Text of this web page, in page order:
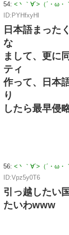
54: <丶｀∀´>（´・ω
ID:PYHfxyHl
日本語まった
な
まして、更に
ティ
作って、日本
り
したら最早侵
56: <丶｀∀´>（´・ω
ID:Vpz5y0T6
引っ越したい
たいわwww